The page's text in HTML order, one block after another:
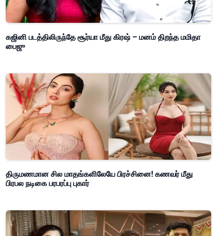
கஜினி படத்திலிருந்தே சூர்யா மீது கிரஷ் – மனம் திறந்த மமிதா
பைஜு
திருமணமான சில மாதங்களிலேயே பிரச்சினை! கணவர் மீது
பிரபல நடிகை பரபரப்பு புகார்